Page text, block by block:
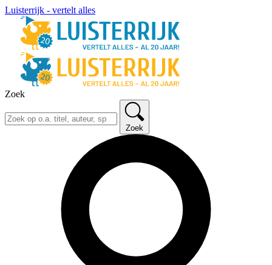
Luisterrijk - vertelt alles
Zoek
Zoek